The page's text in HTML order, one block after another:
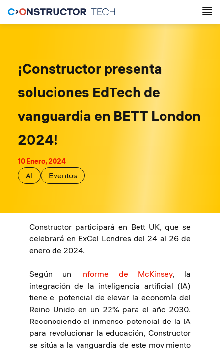
¡Constructor presenta
soluciones EdTech de
vanguardia en BETT London
2024!
10 Enero, 2024
AI Eventos
Constructor participará en Bett UK, que se
celebrará en ExCel Londres del 24 al 26 de
enero de 2024.
Según un informe de McKinsey, la
integración de la inteligencia artificial (IA)
tiene el potencial de elevar la economía del
Reino Unido en un 22% para el año 2030.
Reconociendo el inmenso potencial de la IA
para revolucionar la educación, Constructor
se sitúa a la vanguardia de este movimiento